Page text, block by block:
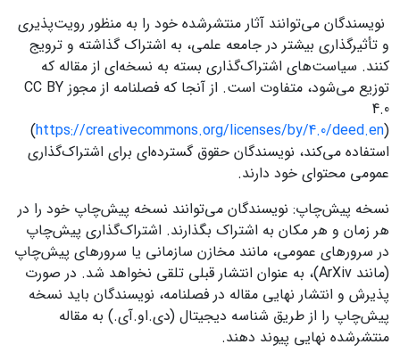
نویسندگان می‌توانند آثار منتشرشده خود را به منظور رویت‌پذیری
و تأثیرگذاری بیشتر در جامعه علمی، به اشتراک گذاشته و ترویج
کنند. سیاست‌های اشتراک‌گذاری بسته به نسخه‌ای از مقاله که
توزیع می‌شود، متفاوت است. از آنجا که فصلنامه از مجوز CC BY
4.0
(https://creativecommons.org/licenses/by/4.0/deed.en)
استفاده می‌کند، نویسندگان حقوق گسترده‌ای برای اشتراک‌گذاری
عمومی محتوای خود دارند.
نسخه پیش‌چاپ: نویسندگان می‌توانند نسخه پیش‌چاپ خود را در
هر زمان و هر مکان به اشتراک بگذارند. اشتراک‌گذاری پیش‌چاپ
در سرورهای عمومی، مانند مخازن سازمانی یا سرورهای پیش‌چاپ
(مانند ArXiv)، به عنوان انتشار قبلی تلقی نخواهد شد. در صورت
پذیرش و انتشار نهایی مقاله در فصلنامه، نویسندگان باید نسخه
پیش‌چاپ را از طریق شناسه دیجیتال (دی.او.آی.) به مقاله
منتشرشده نهایی پیوند دهند.